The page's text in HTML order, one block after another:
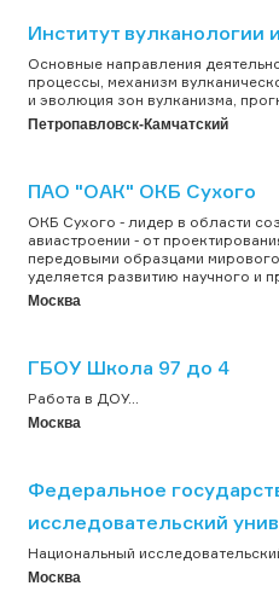
Институт
Основные направления
процессы, механизм
и эволюция зон вулканизма,
Петропавловск-Камчатский
ПАО "ОАК" ОКБ Сухого
ОКБ Сухого - лидер в области
авиастроении - от
передовыми образцами
уделяется развитию научного и
Москва
ГБОУ Школа 97 до 4
Работа в ДОУ...
Москва
Федеральное
исследовательский
Национальный
Москва